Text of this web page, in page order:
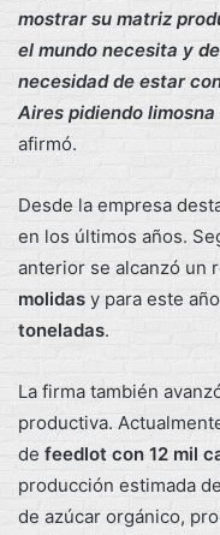
mostrar su matriz
el mundo necesita y
necesidad de estar
Aires pidiendo
afirmó.
Desde la empresa
en los últimos años.
anterior se alcanzó un
molidas y para este
toneladas.
La firma también
productiva.
de feedlot con 12 mil
producción estimada de
de azúcar orgánico,